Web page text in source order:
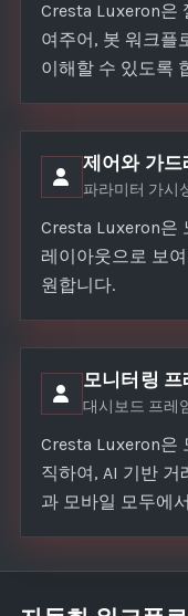
Cresta Luxeron은
여주어, 봇 워크플
이해할 수 있도록
제어와 가드
파라미터 가시
Cresta Luxeron은
레이아웃으로 보
원합니다.
모니터링 프
대시보드 프레
Cresta Luxeron은
직하여, AI 기반
과 모바일 모두에